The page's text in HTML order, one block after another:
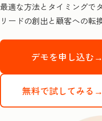
最適な方法とタイミングで
リードの創出と顧客への転
デモを申し込む→
無料で試してみる→